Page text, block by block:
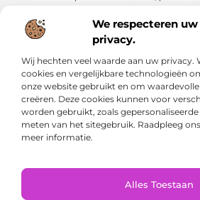
We respecteren uw
privacy.
Wij hechten veel waarde aan uw privacy.
cookies en vergelijkbare technologieën
onze website gebruikt en om
creëren. Deze cookies kunnen voor
worden gebruikt, zoals
meten van het sitegebruik. Raadpleeg
meer informatie.
Alles Toestaan
Boerderijtuinen.nl.
Onze informatie
Cookiebeleid